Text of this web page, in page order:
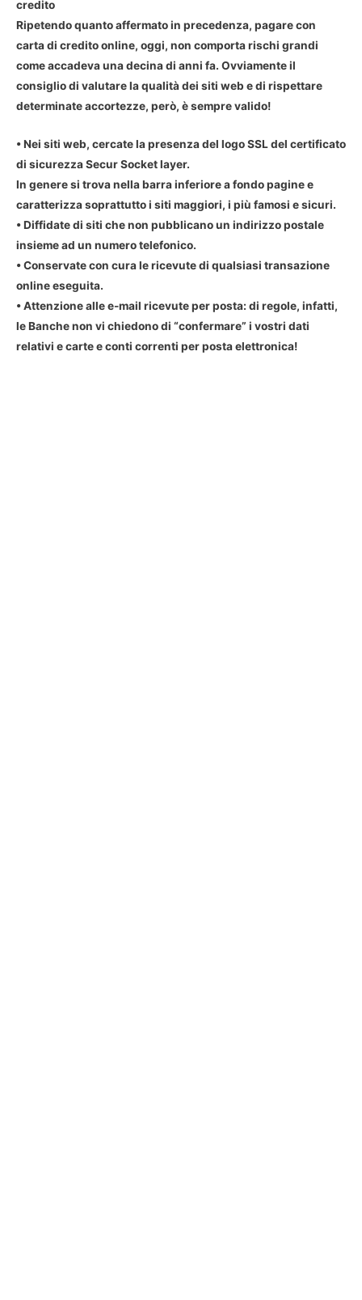
credito
Ripetendo quanto affermato in precedenza, pagare con
carta di credito online, oggi, non comporta rischi grandi
come accadeva una decina di anni fa. Ovviamente il
consiglio di valutare la qualità dei siti web e di rispettare
determinate accortezze, però, è sempre valido!
• Nei siti web, cercate la presenza del logo SSL del certificato
di sicurezza Secur Socket layer.
In genere si trova nella barra inferiore a fondo pagine e
caratterizza soprattutto i siti maggiori, i più famosi e sicuri.
• Diffidate di siti che non pubblicano un indirizzo postale
insieme ad un numero telefonico.
• Conservate con cura le ricevute di qualsiasi transazione
online eseguita.
• Attenzione alle e-mail ricevute per posta: di regole, infatti,
le Banche non vi chiedono di “confermare” i vostri dati
relativi e carte e conti correnti per posta elettronica!